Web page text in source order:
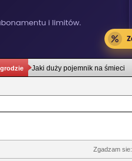
Jaki duży pojemnik na śmieci
Zgadzam sie: